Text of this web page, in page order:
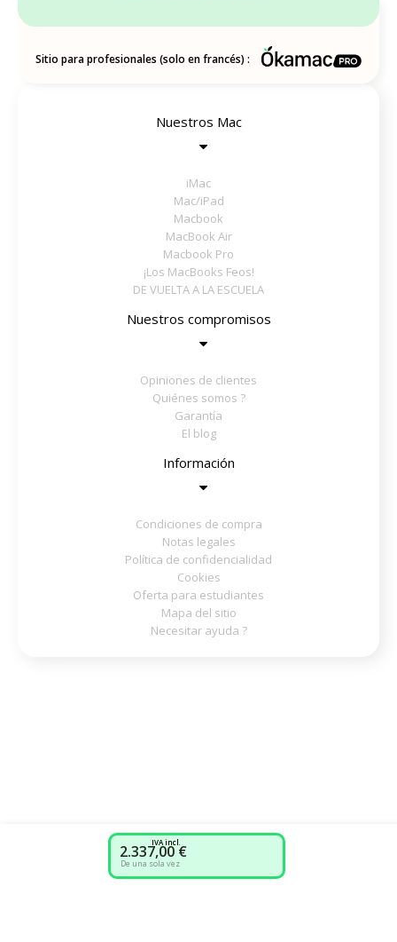
2.337,00 €
IVA incl.
De una sola vez
Sitio para profesionales (solo en francés) :
Nuestros Mac
iMac
Mac/iPad
Macbook
MacBook Air
Macbook Pro
¡Los MacBooks Feos!
DE VUELTA A LA ESCUELA
Nuestros compromisos
Opiniones de clientes
Quiénes somos ?
Garantía
El blog
Información
Condiciones de compra
Notas legales
Política de confidencialidad
Cookies
Oferta para estudiantes
Mapa del sitio
Necesitar ayuda ?